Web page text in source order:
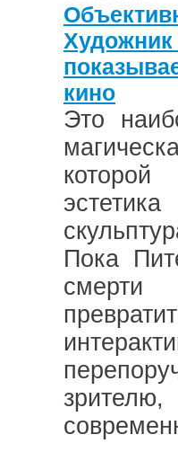
кино
Это
которой
Пока